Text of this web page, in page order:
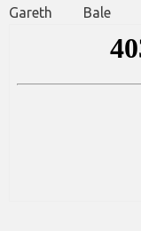
Gareth Bale